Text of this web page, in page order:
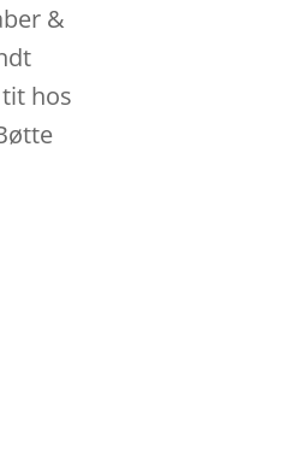
&
hos